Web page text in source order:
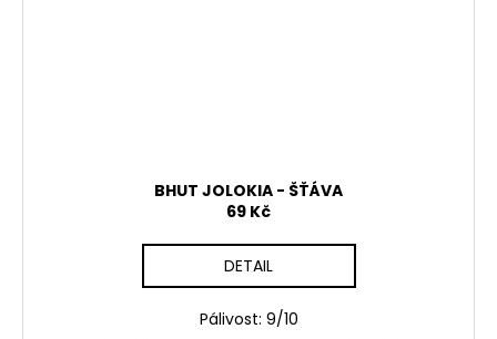
BHUT JOLOKIA - ŠŤÁVA
69 Kč
DETAIL
Pálivost: 9/10